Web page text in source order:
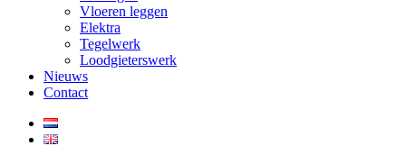
Vloeren leggen
Elektra
Tegelwerk
Loodgieterswerk
Nieuws
Contact